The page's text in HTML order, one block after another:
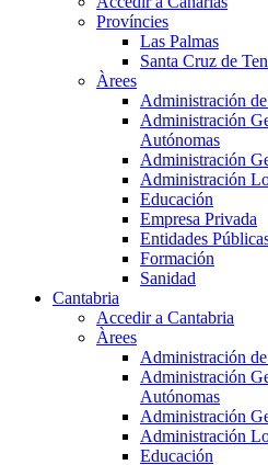
Províncies
Las Palmas
Santa Cruz de
Àrees
Administración
Administración
Autónomas
Administración
Administración
Educación
Empresa Privada
Entidades
Formación
Sanidad
Cantabria
Accedir a Cantabria
Àrees
Administración
Administración
Autónomas
Administración
Administración
Educación